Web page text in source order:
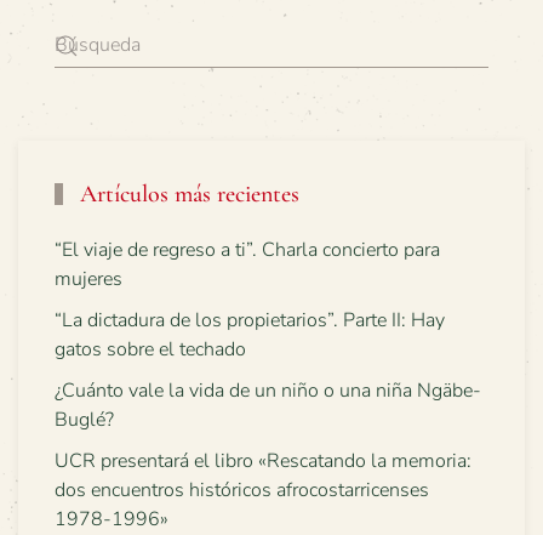
Artículos más recientes
“El viaje de regreso a ti”. Charla concierto para
mujeres
“La dictadura de los propietarios”. Parte II: Hay
gatos sobre el techado
¿Cuánto vale la vida de un niño o una niña Ngäbe-
Buglé?
UCR presentará el libro «Rescatando la memoria:
dos encuentros históricos afrocostarricenses
1978-1996»